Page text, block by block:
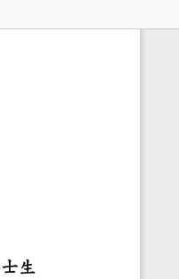
究
門之
與應用學